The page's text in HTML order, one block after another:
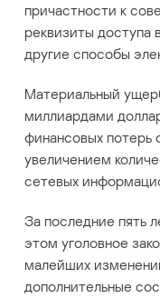
причастности к
реквизиты доступа
другие способы
Материальный
миллиардами
финансовых потерь
увеличением
сетевых
За последние пять
этом уголовное
малейших
дополнительные